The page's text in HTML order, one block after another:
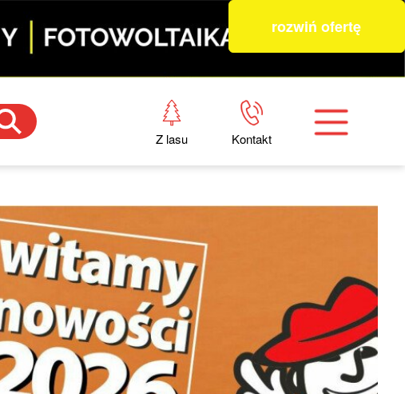
rozwiń ofertę
Z lasu Kontakt